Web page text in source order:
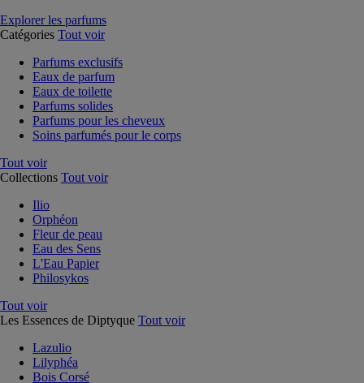
Explorer les parfums
Catégories Tout voir
Parfums exclusifs
Eaux de parfum
Eaux de toilette
Parfums solides
Parfums pour les cheveux
Soins parfumés pour le corps
Tout voir
Collections Tout voir
Ilio
Orphéon
Fleur de peau
Eau des Sens
L'Eau Papier
Philosykos
Tout voir
Les Essences de Diptyque Tout voir
Lazulio
Lilyphéa
Bois Corsé